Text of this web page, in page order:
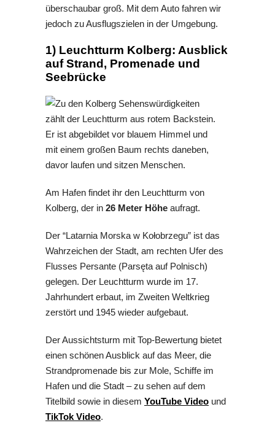
überschaubar groß. Mit dem Auto fahren wir
jedoch zu Ausflugszielen in der Umgebung.
1) Leuchtturm Kolberg: Ausblick
auf Strand, Promenade und
Seebrücke
Am Hafen findet ihr den Leuchtturm von
Kolberg, der in 26 Meter Höhe aufragt.
Der “Latarnia Morska w Kołobrzegu” ist das
Wahrzeichen der Stadt, am rechten Ufer des
Flusses Persante (Parsęta auf Polnisch)
gelegen. Der Leuchtturm wurde im 17.
Jahrhundert erbaut, im Zweiten Weltkrieg
zerstört und 1945 wieder aufgebaut.
Der Aussichtsturm mit Top-Bewertung bietet
einen schönen Ausblick auf das Meer, die
Strandpromenade bis zur Mole, Schiffe im
Hafen und die Stadt – zu sehen auf dem
Titelbild sowie in diesem YouTube Video und
TikTok Video.